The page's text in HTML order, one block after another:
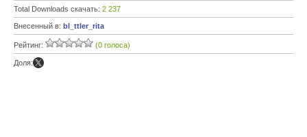
Total Downloads скачать: 2 237
Внесенный в: bl_ttler_rita
Рейтинг: (0 голоса)
Доля: